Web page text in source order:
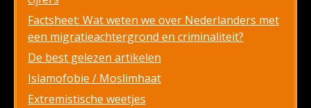
Factsheet: Wat weten we over Nederlanders met
een migratieachtergrond en criminaliteit?
De best gelezen artikelen
Islamofobie / Moslimhaat
Extremistische weetjes